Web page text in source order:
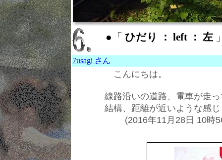
●「 ひだり ： left ： 左
7usagi さん
こんにちは。
線路沿いの道路、電車が走
結構、距離が近いような感じ
(2016年11月28日 10時